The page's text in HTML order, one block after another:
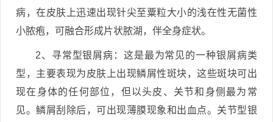
病，在皮肤上迅速出现针尖至粟粒大小的浅在性无菌性
小脓疱，可融合形成片状脓湖，伴全身症状。
2、寻常型银屑病：这是最为常见的一种银屑病类
型，主要表现为皮肤上出现鳞屑性斑块，这些斑块可出
现在身体的任何部位，但以头皮、关节和身侧最为常
见。鳞屑刮除后，可出现薄膜现象和出血点。关节型银